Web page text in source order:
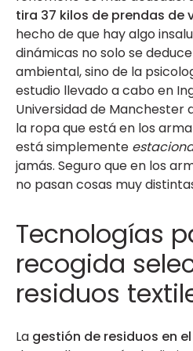
tira 37 kilos de prendas de
hecho de que hay algo
dinámicas no solo se
ambiental, sino de la
estudio llevado a cabo en
Universidad de Manchester
la ropa que está en los
está simplemente
jamás. Seguro que en los
no pasan cosas muy
Tecnologías
recogida
residuos
La gestión de residuos en